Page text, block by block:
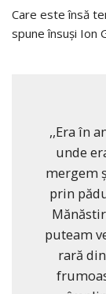
Care este însă
spune însuși Ion
,,Era în
unde
mergem
prin
puteam
rară